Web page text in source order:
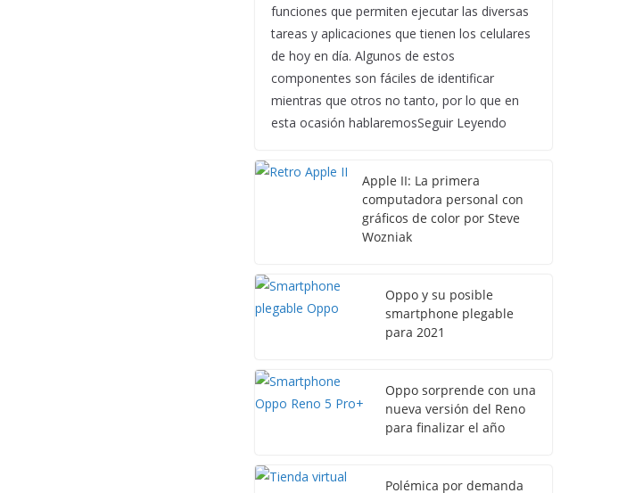
funciones que permiten ejecutar las diversas
tareas y aplicaciones que tienen los celulares
de hoy en día. Algunos de estos
componentes son fáciles de identificar
mientras que otros no tanto, por lo que en
esta ocasión hablaremosSeguir Leyendo
Apple II: La primera
computadora personal con
gráficos de color por Steve
Wozniak
Oppo y su posible
smartphone plegable
para 2021
Oppo sorprende con una
nueva versión del Reno
para finalizar el año
Polémica por demanda